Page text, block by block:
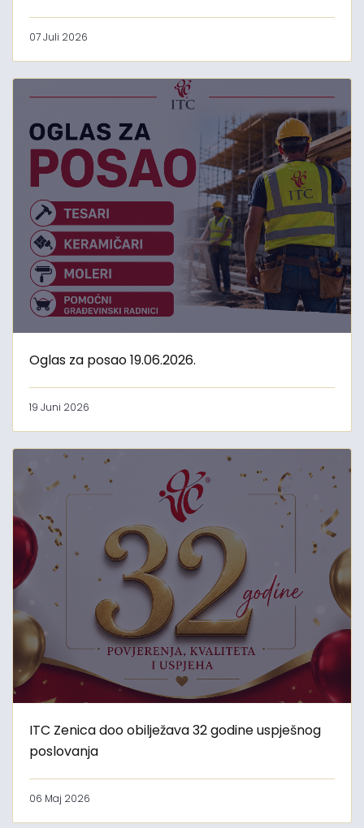
07 Juli 2026
Oglas za posao 19.06.2026.
19 Juni 2026
ITC Zenica doo obilježava 32 godine uspješnog
poslovanja
06 Maj 2026